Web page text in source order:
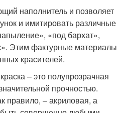
наполнитель и позволяет
и имитировать различные
«под бархат»,
Этим фактурные материалы
красителей.
– это полупрозрачная
прочностью.
правило, – акриловая, а